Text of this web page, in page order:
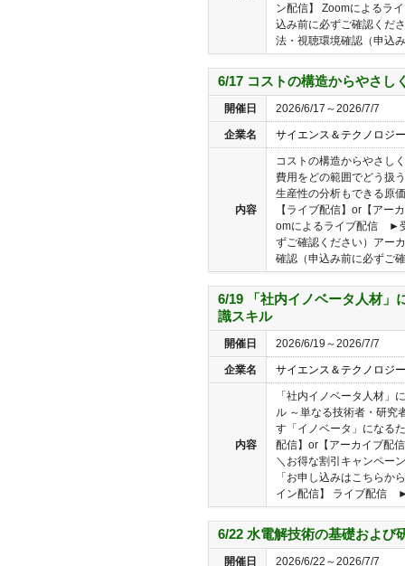
ン配信】 Zoomによるラ
込み前に必ずご確認く
法・視聴環境確認（申込
6/17 コストの構造からやさし
開催日 2026/6/17～2026/7/7
企業名 サイエンス＆テクノロジ
内容
コストの構造からやさし
費用をどの範囲でどう扱
生産性の分析もできる原
【ライブ配信】or【アー
omによるライブ配信 ►
ずご確認ください）ア
確認（申込み前に必ずご
6/19 「社内イノベータ人材」
識スキル
開催日 2026/6/19～2026/7/7
企業名 サイエンス＆テクノロジ
内容
「社内イノベータ人材」
ル ～単なる技術者・研究
す「イノベータ」になる
配信】or【アーカイブ配
＼お得な割引キャンペー
「お申し込みはこちらか
イン配信】 ライブ配信
6/22 水電解技術の基礎および
開催日 2026/6/22～2026/7/7